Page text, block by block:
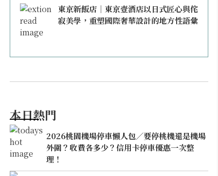
東京新飯店｜東京壹酒店以日式匠心與侘
寂美學，重塑國際奢華設計的地方性語彙
本日熱門
2026桃園機場停車懶人包／要停桃機還是機場
外圍？收費各多少？信用卡停車優惠一次整
理！